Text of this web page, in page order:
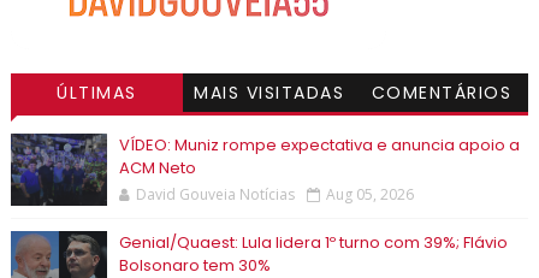
ÚLTIMAS MAIS VISITADAS COMENTÁRIOS
VÍDEO: Muniz rompe expectativa e anuncia apoio a
ACM Neto
David Gouveia Notícias Aug 05, 2026
Genial/Quaest: Lula lidera 1º turno com 39%; Flávio
Bolsonaro tem 30%